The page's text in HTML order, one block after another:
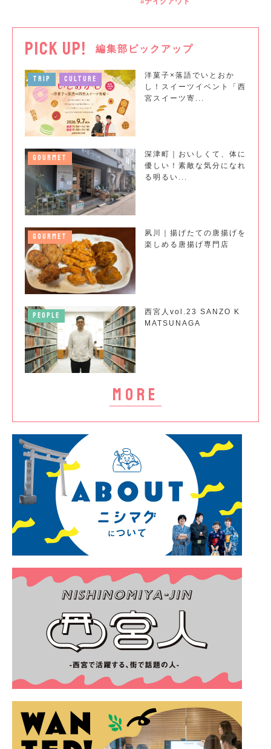
PICK UP! 編集部ピックアップ
more
TRIP CULTURE
洋菓子×落語でいとおか
し！スイーツイベント「西
宮スイーツ寄...
GOURMET
深津町｜おいしくて、体に
優しい！素敵な気分になれ
る明るい...
GOURMET
夙川｜揚げたての唐揚げを
楽しめる唐揚げ専門店
PEOPLE
西宮人vol.23 SANZO K
MATSUNAGA